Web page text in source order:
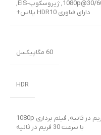
1080p@30/60/120/320/960fps, ژیروسکوپ-EIS,
دارای فناوری HDR10 پلاس+
60 مگاپیکسل
HDR
4Kبا سرعت 30 فریم در ثانیه, فیلم برداری 1080p
با سرعت 30 فریم در ثانیه